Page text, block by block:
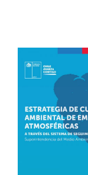
SALA DE PRENSA
PREGUNTAS
CONTACTO